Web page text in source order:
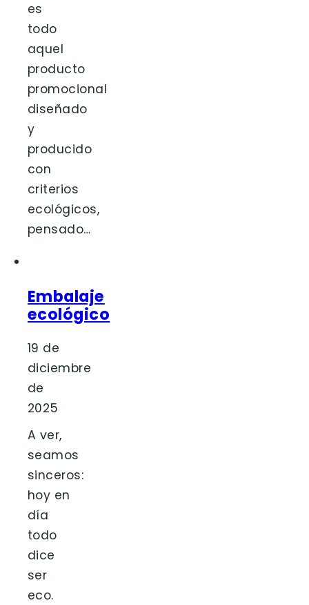
es
todo
aquel
producto
promocional
diseñado
y
producido
con
criterios
ecológicos,
pensado…
Embalaje
ecológico
19 de
diciembre
de
2025
A ver,
seamos
sinceros:
hoy en
día
todo
dice
ser
eco.